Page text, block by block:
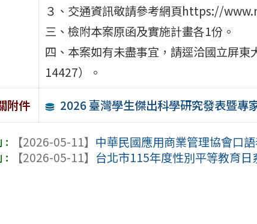
３、交通資訊敬請參考網頁https://
三、檢附本案原函及實施計畫各1份。
四、本案如有未盡事宜，請逕洽國立屏
14427）。
附件
2026 臺灣學生傑出科學研究發表暨專
【2026-05-11】 中華民國應用商業管理協會口
【2026-05-11】 台北市115年度性別平等教育日